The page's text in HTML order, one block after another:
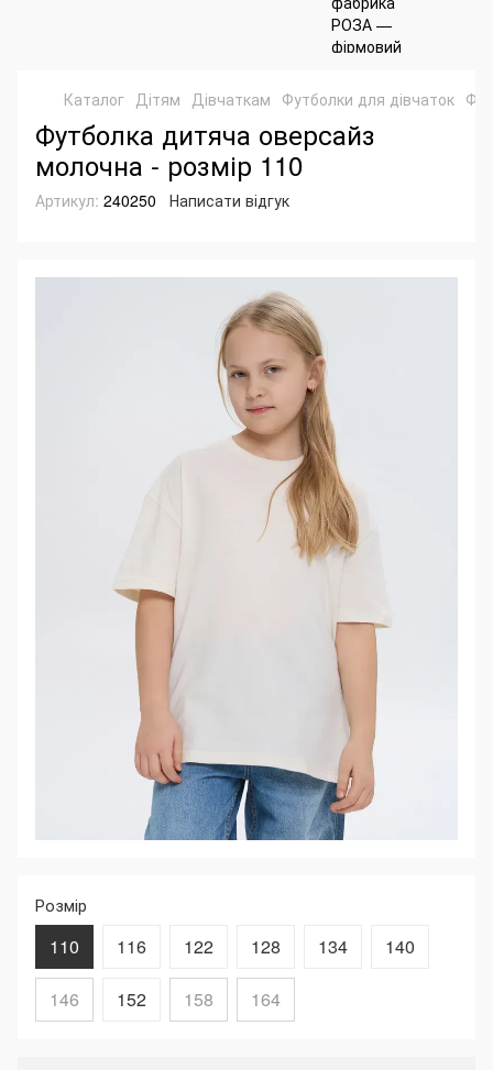
Каталог Дітям Дівчаткам Футболки для дівчаток
Футболка дитяча оверсайз
молочна - розмір 110
Артикул: 240250 Написати відгук
Розмір
110 116 122 128 134 140
146 152 158 164